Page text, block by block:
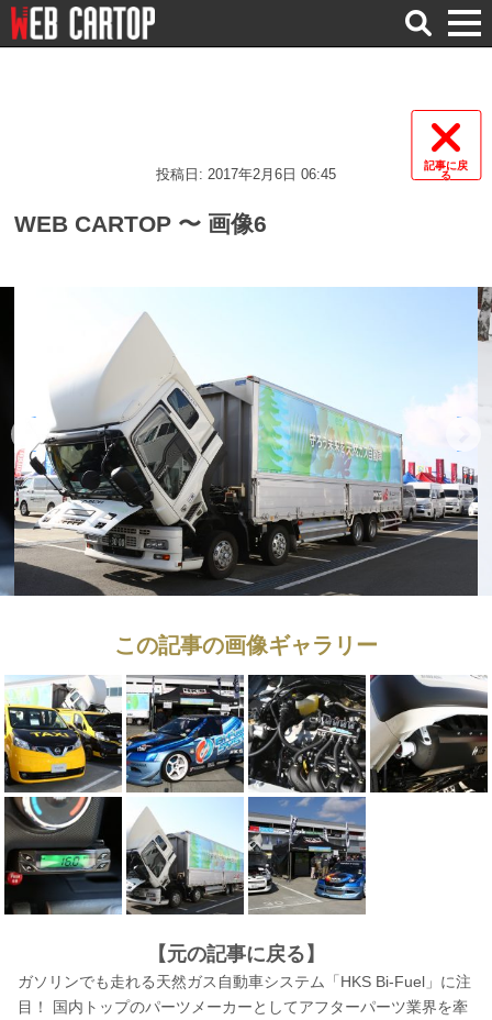
検
索
記事に戻
る
投稿日: 2017年2月6日 06:45
WEB CARTOP 〜 画像6
この記事の画像ギャラリー
【元の記事に戻る】
ガソリンでも走れる天然ガス自動車システム「HKS Bi-Fuel」に注
目！ 国内トップのパーツメーカーとしてアフターパーツ業界を牽